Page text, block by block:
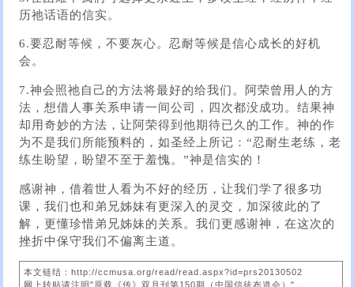
历祂话语的信实。
6.要忍耐等候，不要灰心。忍耐等候是信心成长的好机
会。
7.神会照祂自己的方法将最好的给我们。阿荣曾用人的方
法，想借人事关系申请一间公司，四次都没成功。结果神
却用奇妙的方法，让阿荣得到他期待已久的工作。神的作
为不是我们所能预料的，如圣经上所记：“忍耐生老练，老
练生盼望，盼望不至于羞愧。”神是信实的！
感谢神，借着世人看为不好的经历，让我们学了很多功
课，我们也和弟兄姊妹有更深入的灵交，加深彼此的了
解，更懂珍惜弟兄姊妹的关系。我们更感谢神，在这次的
挫折中保守我们不偏离主道。
本文链结：http://ccmusa.org/read/read.aspx?id=prs20130502
网上转贴请注明"原载《传》双月刊第150期（中国信徒布道会）"。